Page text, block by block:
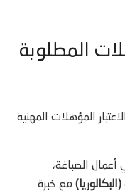
المطلوبة
المؤهلات المهنية
الصباغة،
(البكالوريا) مع خبرة